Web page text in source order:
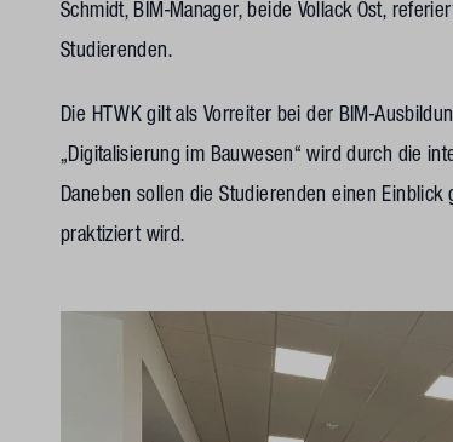
Schmidt, BIM-Manager, beide Vollack Ost,
Studierenden.
Die HTWK gilt als Vorreiter bei der BIM-
„Digitalisierung im Bauwesen“ wird durch die
Daneben sollen die Studierenden einen
praktiziert wird.